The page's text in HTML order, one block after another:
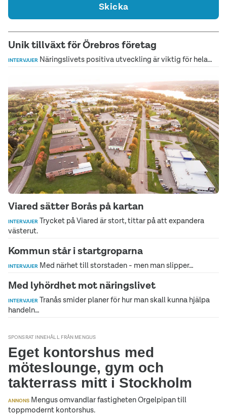
Skicka
Unik tillväxt för Örebros företag
INTERVJUER Näringslivets positiva utveckling är viktig för hela…
Viared sätter Borås på kartan
INTERVJUER Trycket på Viared är stort, tittar på att expandera
västerut.
Kommun står i startgroparna
INTERVJUER Med närhet till storstaden - men man slipper…
Med lyhördhet mot näringslivet
INTERVJUER Tranås smider planer för hur man skall kunna hjälpa
handeln…
SPONSRAT INNEHÅLL FRÅN MENGUS
Eget kontorshus med
möteslounge, gym och
takterrass mitt i Stockholm
ANNONS Mengus omvandlar fastigheten Orgelpipan till
toppmodernt kontorshus.